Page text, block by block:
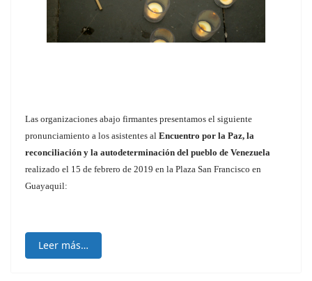
Las organizaciones abajo firmantes presentamos el siguiente
pronunciamiento a los asistentes al Encuentro por la Paz, la
reconciliación y la autodeterminación del pueblo de Venezuela
realizado el 15 de febrero de 2019 en la Plaza San Francisco en
Guayaquil:
Leer más…